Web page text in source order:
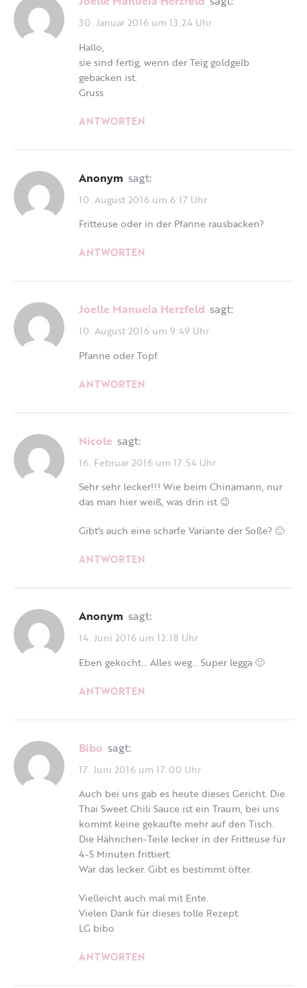
30. Januar 2016 um 13:24 Uhr
Hallo,
sie sind fertig, wenn der Teig goldgelb
gebacken ist.
Gruss
ANTWORTEN
Anonym sagt:
10. August 2016 um 6:17 Uhr
Fritteuse oder in der Pfanne rausbacken?
ANTWORTEN
Joelle Manuela Herzfeld sagt:
10. August 2016 um 9:49 Uhr
Pfanne oder Topf
ANTWORTEN
Nicole sagt:
16. Februar 2016 um 17:54 Uhr
Sehr sehr lecker!!! Wie beim Chinamann, nur
das man hier weiß, was drin ist 😉
Gibt's auch eine scharfe Variante der Soße? 🙂
ANTWORTEN
Anonym sagt:
14. Juni 2016 um 12:18 Uhr
Eben gekocht… Alles weg… Super legga 🙂
ANTWORTEN
Bibo sagt:
17. Juni 2016 um 17:00 Uhr
Auch bei uns gab es heute dieses Gericht. Die
Thai Sweet Chili Sauce ist ein Traum, bei uns
kommt keine gekaufte mehr auf den Tisch.
Die Hähnchen-Teile lecker in der Fritteuse für
4-5 Minuten frittiert.
War das lecker. Gibt es bestimmt öfter.
Vielleicht auch mal mit Ente.
Vielen Dank für dieses tolle Rezept.
LG bibo
ANTWORTEN